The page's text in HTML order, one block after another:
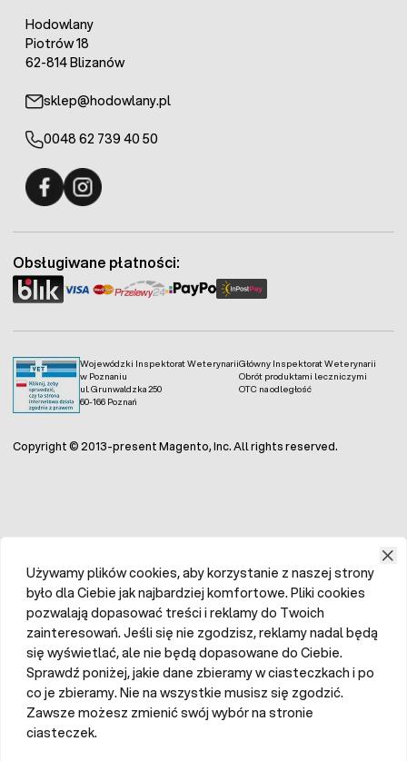
Hodowlany
Piotrów 18
62-814 Blizanów
sklep@hodowlany.pl
0048 62 739 40 50
Wojewódzki Inspektorat Weterynarii
w Poznaniu
ul. Grunwaldzka 250
60-166 Poznań
Główny Inspektorat Weterynarii
Obrót produktami leczniczymi
OTC na odległość
Obsługiwane płatności:
Copyright © 2013-present Magento, Inc. All rights reserved.
Używamy plików cookies, aby korzystanie z naszej strony
było dla Ciebie jak najbardziej komfortowe. Pliki cookies
pozwalają dopasować treści i reklamy do Twoich
zainteresowań. Jeśli się nie zgodzisz, reklamy nadal będą
się wyświetlać, ale nie będą dopasowane do Ciebie.
Sprawdź poniżej, jakie dane zbieramy w ciasteczkach i po
co je zbieramy. Nie na wszystkie musisz się zgodzić.
Zawsze możesz zmienić swój wybór na stronie
ciasteczek.